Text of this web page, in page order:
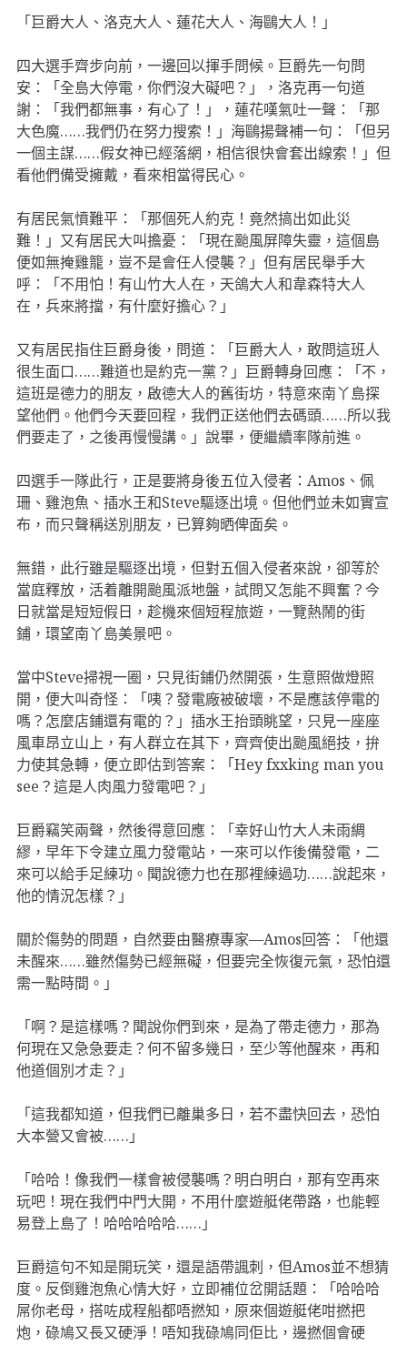
「巨爵大人、洛克大人、蓮花大人、海鷗大人！」
四大選手齊步向前，一邊回以揮手問候。巨爵先一句問
安：「全島大停電，你們沒大礙吧？」，洛克再一句道
謝：「我們都無事，有心了！」，蓮花嘆氣吐一聲：「那
大色魔……我們仍在努力搜索！」海鷗揚聲補一句：「但另
一個主謀……假女神已經落網，相信很快會套出線索！」但
看他們備受擁戴，看來相當得民心。
有居民氣憤難平：「那個死人約克！竟然搞出如此災
難！」又有居民大叫擔憂：「現在颱風屏障失靈，這個島
便如無掩雞籠，豈不是會任人侵襲？」但有居民舉手大
呼：「不用怕！有山竹大人在，天鴿大人和韋森特大人
在，兵來將擋，有什麼好擔心？」
又有居民指住巨爵身後，問道：「巨爵大人，敢問這班人
很生面口……難道也是約克一黨？」巨爵轉身回應：「不，
這班是德力的朋友，啟德大人的舊街坊，特意來南丫島探
望他們。他們今天要回程，我們正送他們去碼頭……所以我
們要走了，之後再慢慢講。」說畢，便繼續率隊前進。
四選手一隊此行，正是要將身後五位入侵者：Amos、佩
珊、雞泡魚、插水王和Steve驅逐出境。但他們並未如實宣
布，而只聲稱送別朋友，已算夠晒俾面矣。
無錯，此行雖是驅逐出境，但對五個入侵者來說，卻等於
當庭釋放，活着離開颱風派地盤，試問又怎能不興奮？今
日就當是短短假日，趁機來個短程旅遊，一覽熱鬧的街
鋪，環望南丫島美景吧。
當中Steve掃視一圈，只見街鋪仍然開張，生意照做燈照
開，便大叫奇怪：「咦？發電廠被破壞，不是應該停電的
嗎？怎麼店鋪還有電的？」插水王抬頭眺望，只見一座座
風車昂立山上，有人群立在其下，齊齊使出颱風絕技，拚
力使其急轉，便立即估到答案：「Hey fxxking man you
see？這是人肉風力發電吧？」
巨爵竊笑兩聲，然後得意回應：「幸好山竹大人未雨綢
繆，早年下令建立風力發電站，一來可以作後備發電，二
來可以給手足練功。聞說德力也在那裡練過功……說起來，
他的情況怎樣？」
關於傷勢的問題，自然要由醫療專家—Amos回答：「他還
未醒來……雖然傷勢已經無礙，但要完全恢復元氣，恐怕還
需一點時間。」
「啊？是這樣嗎？聞說你們到來，是為了帶走德力，那為
何現在又急急要走？何不留多幾日，至少等他醒來，再和
他道個別才走？」
「這我都知道，但我們已離巢多日，若不盡快回去，恐怕
大本營又會被……」
「哈哈！像我們一樣會被侵襲嗎？明白明白，那有空再來
玩吧！現在我們中門大開，不用什麼遊艇佬帶路，也能輕
易登上島了！哈哈哈哈哈……」
巨爵這句不知是開玩笑，還是語帶諷刺，但Amos並不想猜
度。反倒雞泡魚心情大好，立即補位岔開話題：「哈哈哈
屌你老母，搭咗成程船都唔撚知，原來個遊艇佬咁撚把
炮，碌鳩又長又硬淨！唔知我碌鳩同佢比，邊撚個會硬